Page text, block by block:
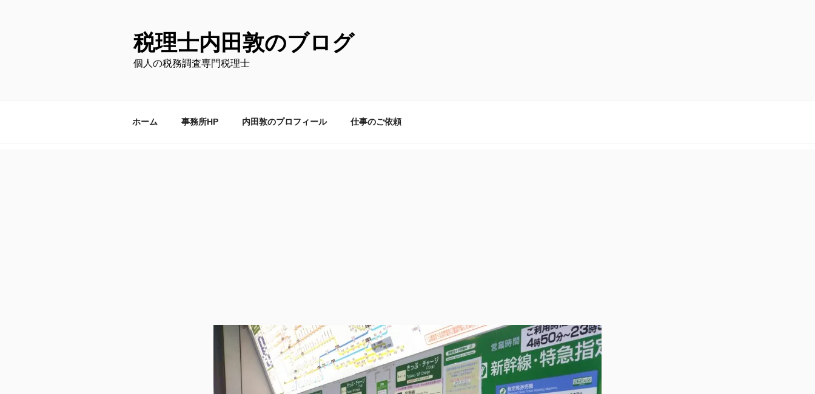
税理士内田敦のブログ
個人の税務調査専門税理士
ホーム 事務所HP 内田敦のプロフィール 仕事のご依頼